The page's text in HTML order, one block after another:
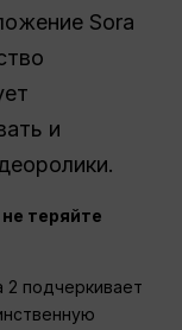
Sora
и
теряйте
2 подчеркивает